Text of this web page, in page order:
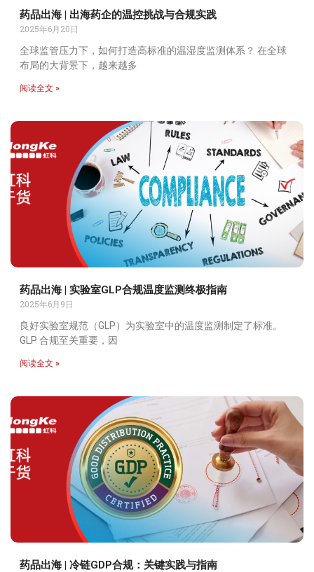
药品出海 | 出海药企的温控挑战与合规实践
2025年6月20日
全球监管压力下，如何打造高标准的温湿度监测体系？ 在全球
布局的大背景下，越来越多
阅读全文 »
药品出海 | 实验室GLP合规温度监测终极指南
2025年6月9日
良好实验室规范（GLP）为实验室中的温度监测制定了标准。
GLP 合规至关重要，因
阅读全文 »
药品出海 | 冷链GDP合规：关键实践与指南